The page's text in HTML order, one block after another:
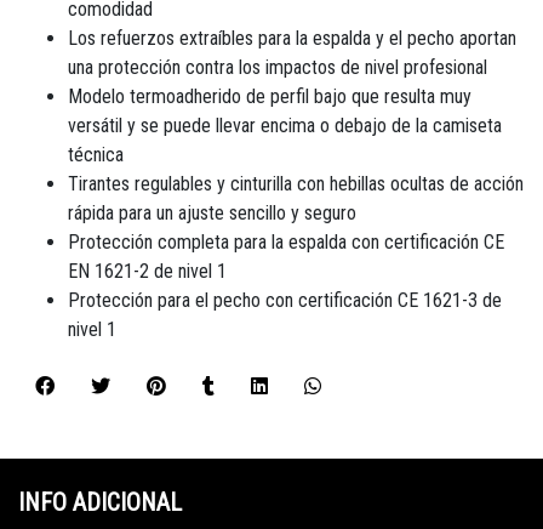
comodidad
Los refuerzos extraíbles para la espalda y el pecho aportan
una protección contra los impactos de nivel profesional
Modelo termoadherido de perfil bajo que resulta muy
versátil y se puede llevar encima o debajo de la camiseta
técnica
Tirantes regulables y cinturilla con hebillas ocultas de acción
rápida para un ajuste sencillo y seguro
Protección completa para la espalda con certificación CE
EN 1621-2 de nivel 1
Protección para el pecho con certificación CE 1621-3 de
nivel 1
INFO ADICIONAL